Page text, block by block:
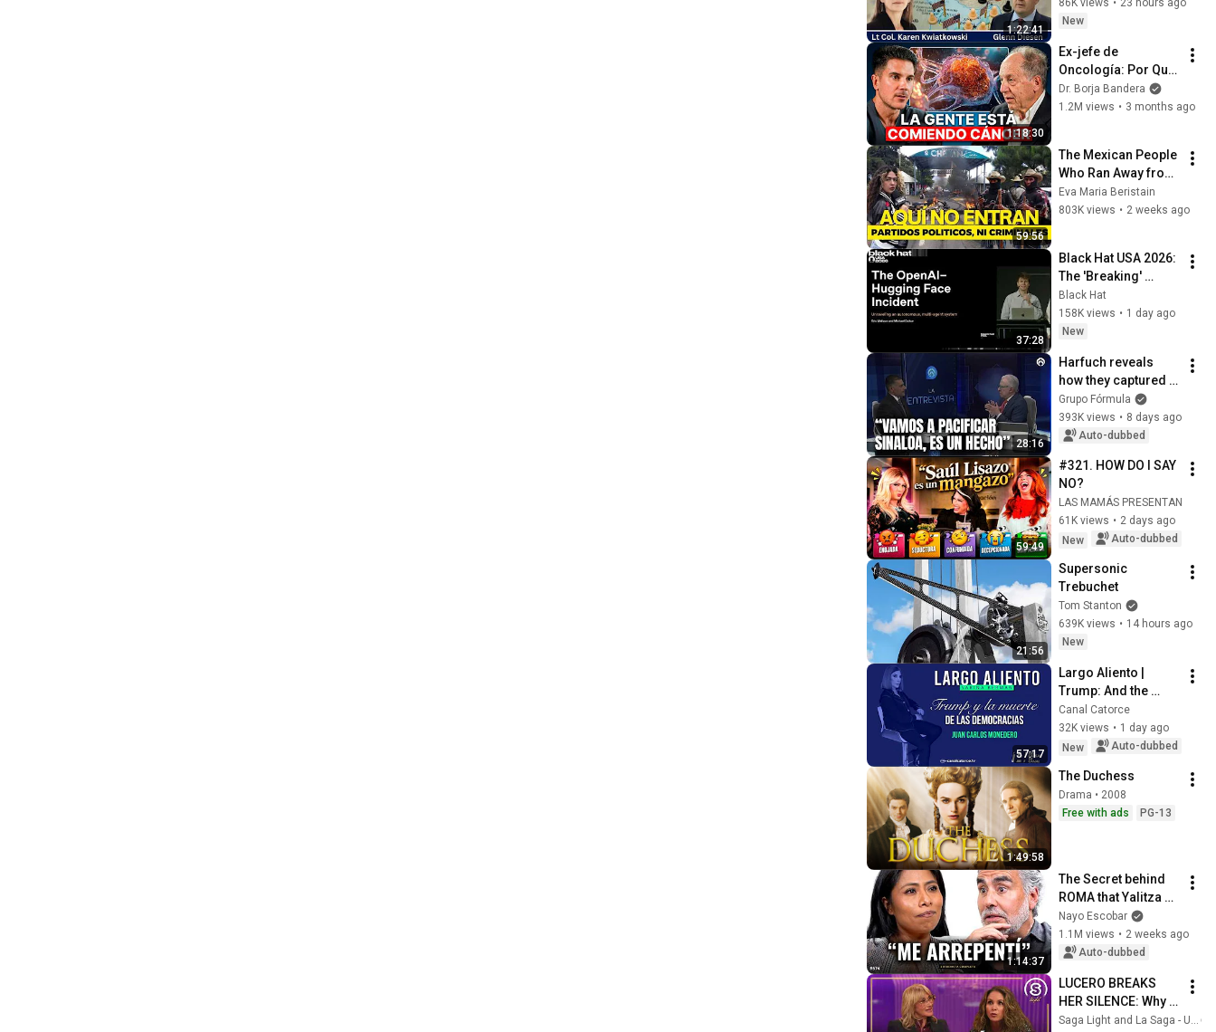
1:22:41
86K views • 23 hours ago
New
1:18:30
Ex-jefe de
Oncología: Por Qué
España Tiene Tantos
Casos de Cáncer (la
Dr. Borja Bandera
1.2M views • 3 months ago
59:56
The Mexican People
Who Ran Away from
Political Parties -
Social Noise
Eva Maria Beristain
803K views • 2 weeks ago
37:28
Black Hat USA 2026:
The 'Breaking'
News: The OpenAI–
Hugging Face
Incident
Black Hat
158K views • 1 day ago
New
28:16
Harfuch reveals
how they captured
"R1" and sends a
message regarding
Sinaloa
Grupo Fórmula
393K views • 8 days ago
Auto-dubbed
59:49
#321. HOW DO I SAY
NO?
LAS MAMÁS PRESENTAN
61K views • 2 days ago
New
Auto-dubbed
21:56
Supersonic
Trebuchet
Tom Stanton
639K views • 14 hours ago
New
57:17
Largo Aliento |
Trump: And the
Death of
Democracies. Juan
Carlos Monedero
Canal Catorce
32K views • 1 day ago
New
Auto-dubbed
1:49:58
The Duchess
Drama • 2008
Free with ads
PG-13
1:14:37
The Secret behind
ROMA that Yalitza
Aparicio never
dared to tell - With
Nayo Escobar
Nayo Escobar
1.1M views • 2 weeks ago
Auto-dubbed
LUCERO BREAKS
HER SILENCE: Why
she would NEVER
Saga Light and La Saga - US